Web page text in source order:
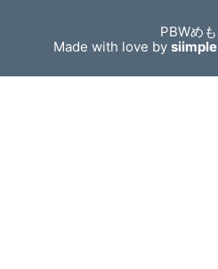
PBWめも
Made with love bysiimple